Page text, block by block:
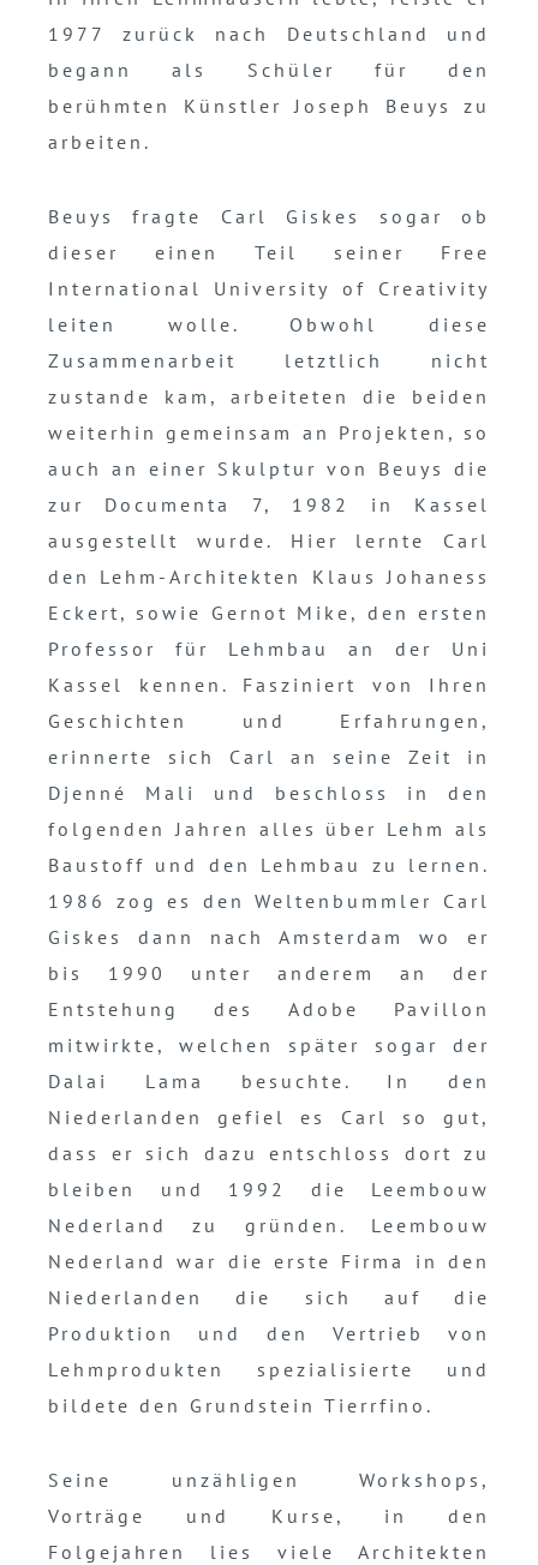
1977 zurück nach Deutschland und
begann als Schüler für den
berühmten Künstler Joseph Beuys zu
arbeiten.
Beuys fragte Carl Giskes sogar ob
dieser einen Teil seiner Free
International University of Creativity
leiten wolle. Obwohl diese
Zusammenarbeit letztlich nicht
zustande kam, arbeiteten die beiden
weiterhin gemeinsam an Projekten, so
auch an einer Skulptur von Beuys die
zur Documenta 7, 1982 in Kassel
ausgestellt wurde. Hier lernte Carl
den Lehm-Architekten Klaus Johaness
Eckert, sowie Gernot Mike, den ersten
Professor für Lehmbau an der Uni
Kassel kennen. Fasziniert von Ihren
Geschichten und Erfahrungen,
erinnerte sich Carl an seine Zeit in
Djenné Mali und beschloss in den
folgenden Jahren alles über Lehm als
Baustoff und den Lehmbau zu lernen.
1986 zog es den Weltenbummler Carl
Giskes dann nach Amsterdam wo er
bis 1990 unter anderem an der
Entstehung des Adobe Pavillon
mitwirkte, welchen später sogar der
Dalai Lama besuchte. In den
Niederlanden gefiel es Carl so gut,
dass er sich dazu entschloss dort zu
bleiben und 1992 die Leembouw
Nederland zu gründen. Leembouw
Nederland war die erste Firma in den
Niederlanden die sich auf die
Produktion und den Vertrieb von
Lehmprodukten spezialisierte und
bildete den Grundstein Tierrfino.
Seine unzähligen Workshops,
Vorträge und Kurse, in den
Folgejahren lies viele Architekten